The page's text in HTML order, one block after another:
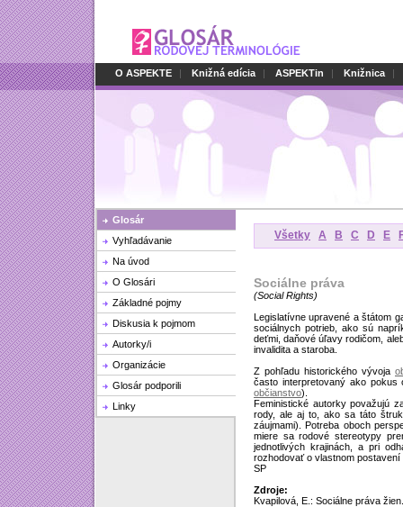
O ASPEKTE | Knižná edícia | ASPEKTin | Knižnica |
Glosár
Vyhľadávanie
Na úvod
O Glosári
Základné pojmy
Diskusia k pojmom
Autorky/i
Organizácie
Glosár podporili
Linky
Všetky A B C D E
Sociálne práva
(Social Rights)
Legislatívne upravené a štátom
sociálnych potrieb, ako sú
deťmi, daňové úľavy rodičom,
invalidita a staroba.
Z pohľadu historického vývoja
často interpretovaný ako
občianstvo).
Feministické autorky považujú
rody, ale aj to, ako sa táto
záujmami). Potreba oboch
miere sa rodové stereotypy
jednotlivých krajinách, a pri
rozhodovať o vlastnom
SP
Zdroje:
Kvapilová, E.: Sociálne práva